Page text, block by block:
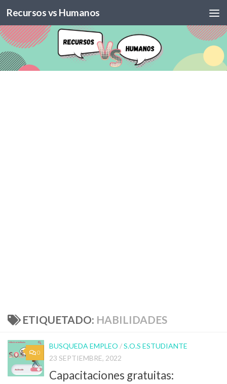
Skip to content
Recursos vs Humanos
ETIQUETADO: HABILIDADES
0
BUSQUEDA EMPLEO /S.O.S ESTUDIANTE
23 SEPTIEMBRE, 2022
Capacitaciones gratuitas: